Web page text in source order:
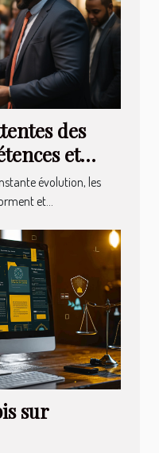
des
et
évolution, les
et...
sur